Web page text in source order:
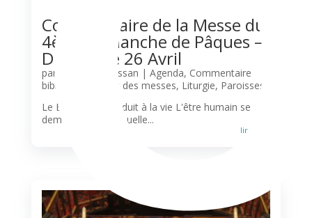
Commentaire de la Messe du
4ème Dimanche de Pâques –
Dimanche 26 Avril
par Olivier N'Guessan | Agenda, Commentaire
biblique
Horaires des messes, Liturgie, Paroisses
Le Berger qui conduit à la vie L'être humain se
demande parfois quelle...
lire plus